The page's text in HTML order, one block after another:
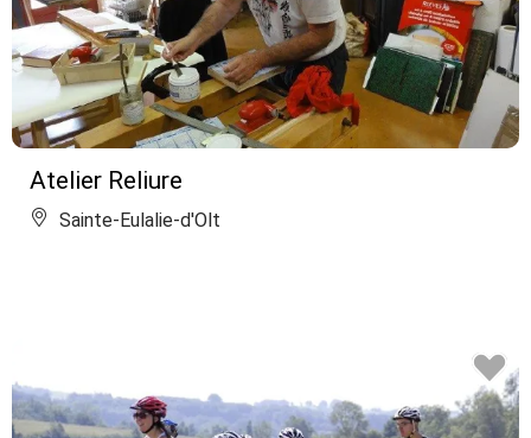
Atelier Reliure
Sainte-Eulalie-d'Olt